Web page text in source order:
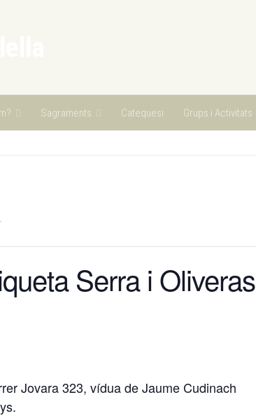
Sagraments Catequesi Grups i Activitats
Serra i Oliveras
Jovara 323, vídua de Jaume Cudinach